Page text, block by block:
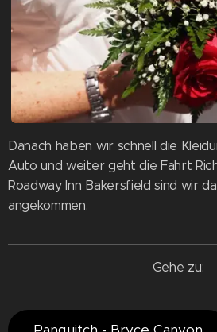
Danach haben wir schnell die
Auto und weiter geht die Fahrt
Roadway Inn Bakersfield sind wir
angekommen.
Gehe zu: